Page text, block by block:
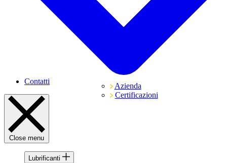
Azienda
Certificazioni
Contatti
Close menu
Lubrificanti